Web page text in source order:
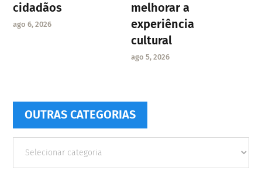
cidadãos
ago 6, 2026
melhorar a
experiência
cultural
ago 5, 2026
OUTRAS CATEGORIAS
Categorias